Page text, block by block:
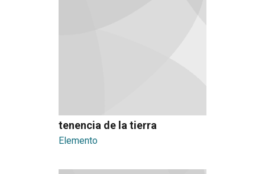
tenencia de la tierra
Elemento